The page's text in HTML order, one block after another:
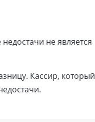
не является
Кассир, который